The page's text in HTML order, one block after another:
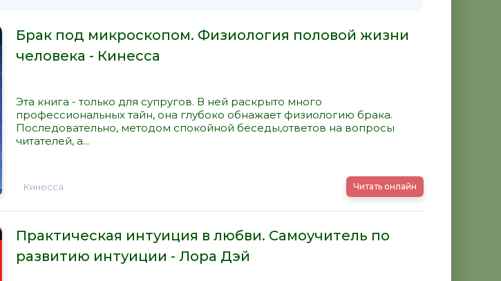
Брак под микроскопом. Физиология половой жизни
человека - Кинесса
Эта книга - только для супругов. В ней раскрыто много
профессиональных тайн, она глубоко обнажает физиологию брака.
Последовательно, методом спокойной беседы,ответов на вопросы
читателей, а...
Кинесса Читать онлайн
Практическая интуиция в любви. Самоучитель по
развитию интуиции - Лора Дэй